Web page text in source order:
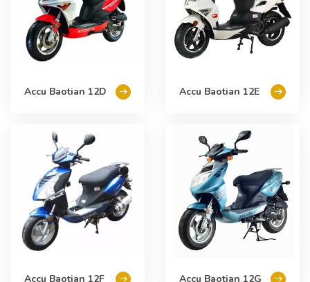
Accu Baotian 12D Accu Baotian 12E
Accu Baotian 12F Accu Baotian 12G